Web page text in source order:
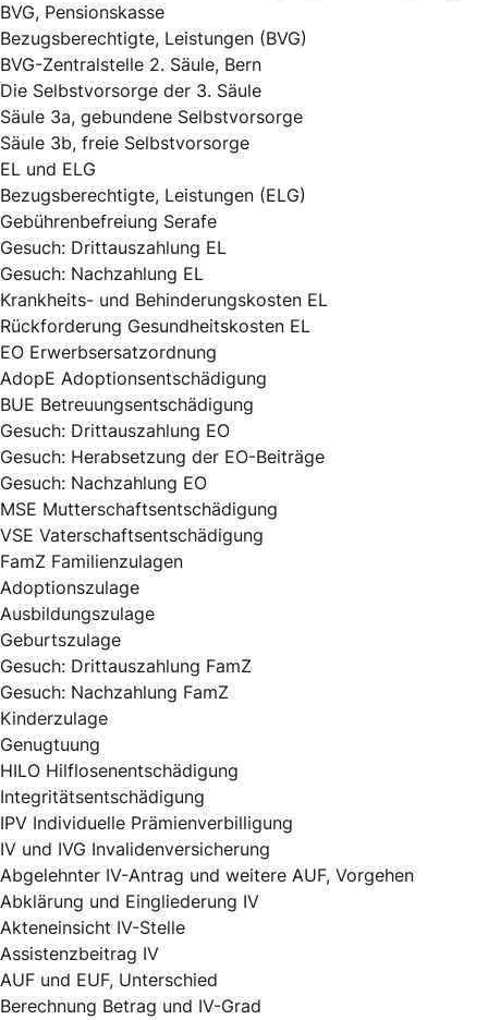
BVG, Pensionskasse
Bezugsberechtigte, Leistungen (BVG)
BVG-Zentralstelle 2. Säule, Bern
Die Selbstvorsorge der 3. Säule
Säule 3a, gebundene Selbstvorsorge
Säule 3b, freie Selbstvorsorge
EL und ELG
Bezugsberechtigte, Leistungen (ELG)
Gebührenbefreiung Serafe
Gesuch: Drittauszahlung EL
Gesuch: Nachzahlung EL
Krankheits- und Behinderungskosten EL
Rückforderung Gesundheitskosten EL
EO Erwerbsersatzordnung
AdopE Adoptionsentschädigung
BUE Betreuungsentschädigung
Gesuch: Drittauszahlung EO
Gesuch: Herabsetzung der EO-Beiträge
Gesuch: Nachzahlung EO
MSE Mutterschaftsentschädigung
VSE Vaterschaftsentschädigung
FamZ Familienzulagen
Adoptionszulage
Ausbildungszulage
Geburtszulage
Gesuch: Drittauszahlung FamZ
Gesuch: Nachzahlung FamZ
Kinderzulage
Genugtuung
HILO Hilflosenentschädigung
Integritätsentschädigung
IPV Individuelle Prämienverbilligung
IV und IVG Invalidenversicherung
Abgelehnter IV-Antrag und weitere AUF, Vorgehen
Abklärung und Eingliederung IV
Akteneinsicht IV-Stelle
Assistenzbeitrag IV
AUF und EUF, Unterschied
Berechnung Betrag und IV-Grad